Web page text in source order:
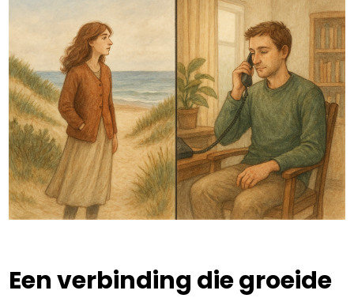
Een verbinding die groeide